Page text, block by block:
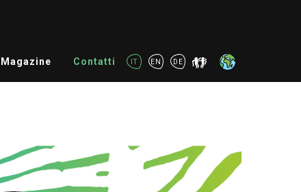
Magazine Contatti IT EN DE